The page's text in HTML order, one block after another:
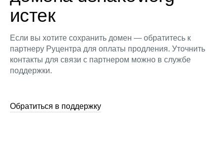
истек
Если вы хотите сохранить домен — обратитесь к
партнеру Руцентра для оплаты продления. Уточнить
контакты для связи с партнером можно в службе
поддержки.
Обратиться в поддержку